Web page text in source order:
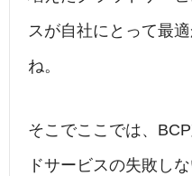
スが自社にとって最
ね。
そこでここでは、
ドサービスの失敗し